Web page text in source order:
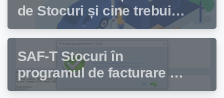
de Stocuri și cine trebuie
să depună această
declarație?
SAF-T Stocuri în
programul de facturare și
gestiune stocuri Facturis